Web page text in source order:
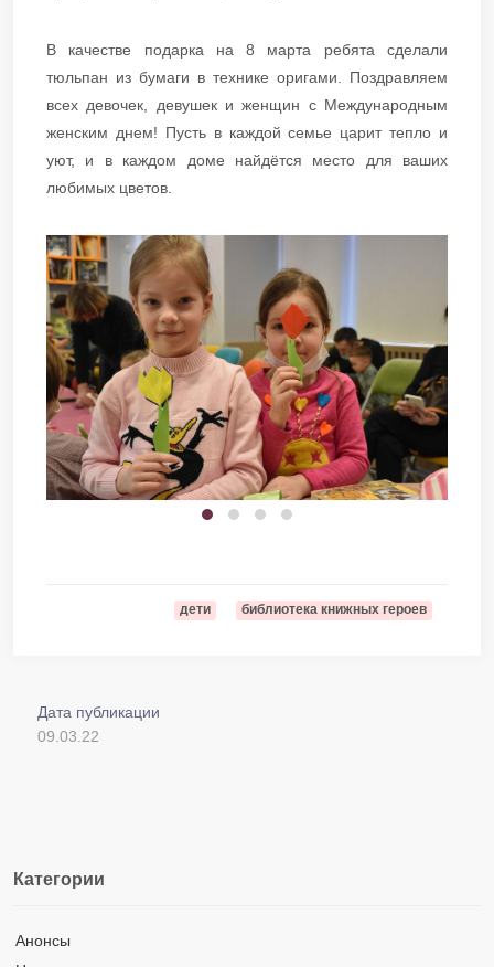
В качестве подарка на 8 марта ребята сделали
тюльпан из бумаги в технике оригами. Поздравляем
всех девочек, девушек и женщин с Международным
женским днем! Пусть в каждой семье царит тепло и
уют, и в каждом доме найдётся место для ваших
любимых цветов.
дети библиотека книжных героев
Дата публикации
09.03.22
Категории
Анонсы